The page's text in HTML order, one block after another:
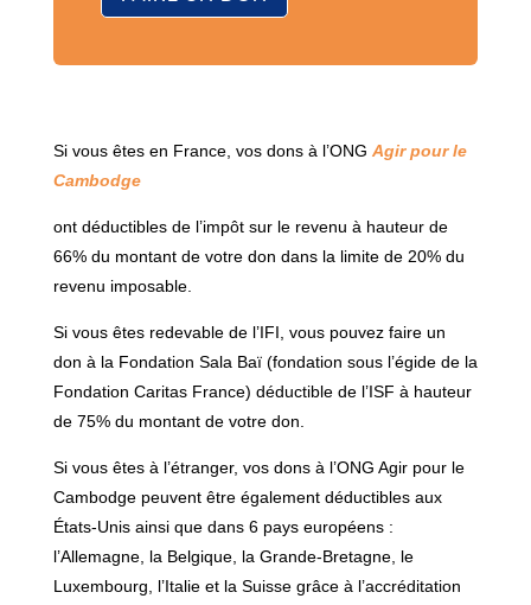
Si vous êtes en France, vos dons à l’ONG Agir pour le
Cambodge
ont déductibles de l’impôt sur le revenu à hauteur de
66% du montant de votre don dans la limite de 20% du
revenu imposable.
Si vous êtes redevable de l’IFI, vous pouvez faire un
don à la Fondation Sala Baï (fondation sous l’égide de la
Fondation Caritas France) déductible de l’ISF à hauteur
de 75% du montant de votre don.
Si vous êtes à l’étranger, vos dons à l’ONG Agir pour le
Cambodge peuvent être également déductibles aux
États-Unis ainsi que dans 6 pays européens :
l’Allemagne, la Belgique, la Grande-Bretagne, le
Luxembourg, l’Italie et la Suisse grâce à l’accréditation